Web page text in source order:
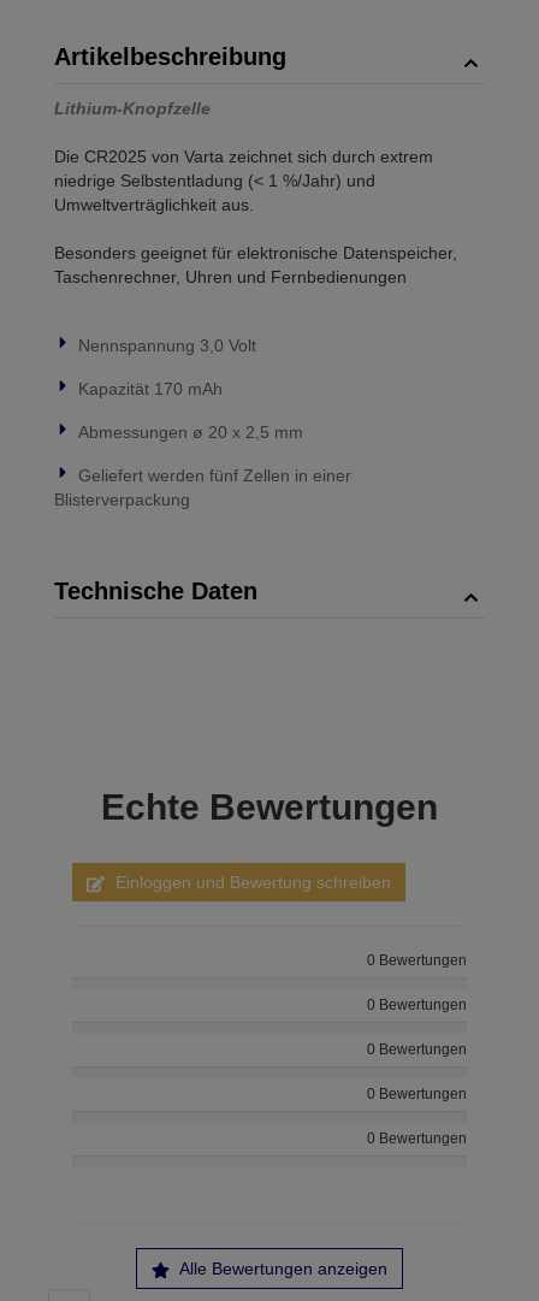
Artikelbeschreibung
Lithium-Knopfzelle
Die CR2025 von Varta zeichnet sich durch extrem
niedrige Selbstentladung (< 1 %/Jahr) und
Umweltverträglichkeit aus.
Besonders geeignet für elektronische Datenspeicher,
Taschenrechner, Uhren und Fernbedienungen
Nennspannung 3,0 Volt
Kapazität 170 mAh
Abmessungen ø 20 x 2,5 mm
Geliefert werden fünf Zellen in einer
Blisterverpackung
Technische Daten
Echte Bewertungen
Einloggen und Bewertung schreiben
0 Bewertungen
0 Bewertungen
0 Bewertungen
0 Bewertungen
0 Bewertungen
Alle Bewertungen anzeigen